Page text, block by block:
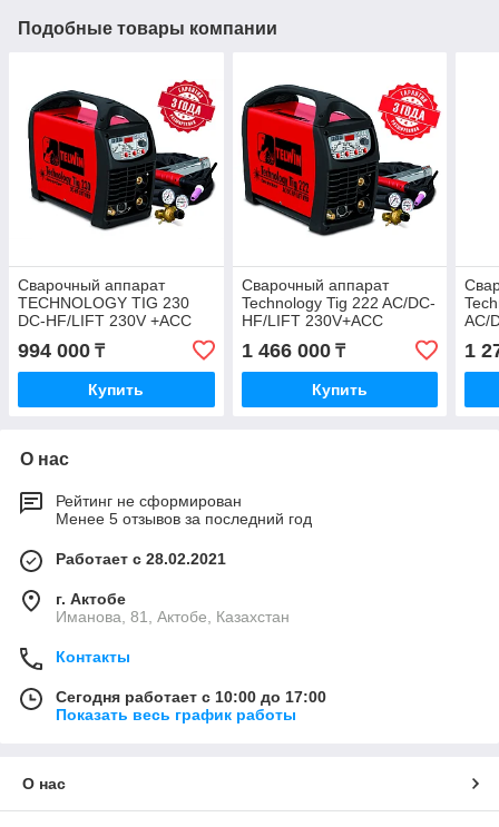
Подобные товары компании
Сварочный аппарат
TECHNOLOGY TIG 230
DC-HF/LIFT 230V +ACC
994 000 ₸
Купить
Сварочный аппарат
Technology Tig 222 AC/DC-
HF/LIFT 230V+ACC
1 466 000₸
Купить
AC/
1
О нас
Рейтинг не сформирован
Менее 5 отзывов за последний год
Работает с 28.02.2021
г. Актобе
Иманова, 81, Актобе, Казахстан
Контакты
Сегодня работает с 10:00 до 17:00
Показать весь график работы
О нас